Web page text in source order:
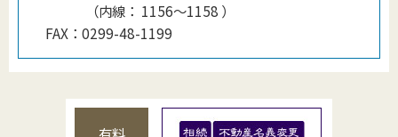
（内線 ： 1156〜1158 ）
FAX： 0299-48-1199